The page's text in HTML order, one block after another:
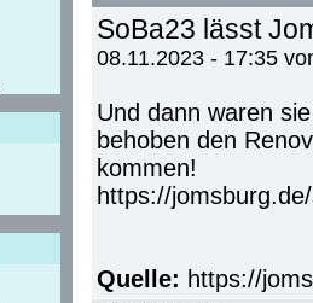
SoBa23 lässt
08.11.2023 - 17:35
Und dann waren
behoben den
kommen!
https://
Quelle: https://